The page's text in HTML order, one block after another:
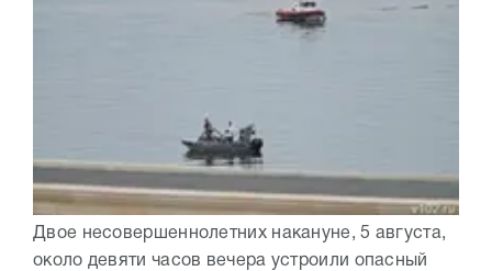
Двое несовершеннолетних накануне, 5 августа,
около девяти часов вечера устроили опасный